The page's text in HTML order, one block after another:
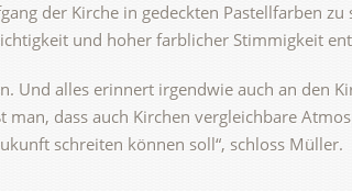
der Kirche in gedeckten Pastellfarben
und hoher farblicher Stimmigkeit
Und alles erinnert irgendwie auch an den
dass auch Kirchen vergleichbare
schreiten können soll“, schloss Müller.